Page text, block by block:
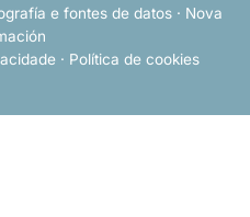
e fontes de datos· Nova
· Política de cookies